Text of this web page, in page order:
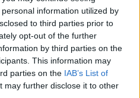
information utilized by
to third parties prior to
opt-out of the further
by third parties on the
This information may
parties on the IAB’s List of
may further disclose it to other
sin el ISEE
económicas, hay beneficios
en 2024: